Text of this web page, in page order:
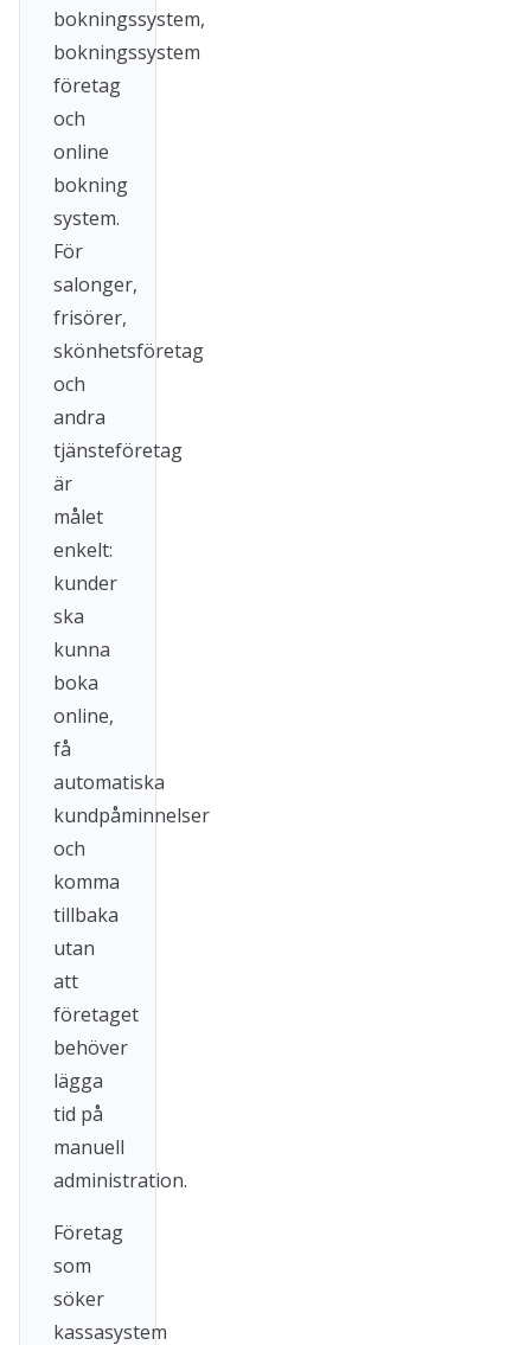
bokningssystem,
bokningssystem
företag
och
online
bokning
system.
För
salonger,
frisörer,
skönhetsföretag
och
andra
tjänsteföretag
är
målet
enkelt:
kunder
ska
kunna
boka
online,
få
automatiska
kundpåminnelser
och
komma
tillbaka
utan
att
företaget
behöver
lägga
tid på
manuell
administration.
Företag
som
söker
kassasystem